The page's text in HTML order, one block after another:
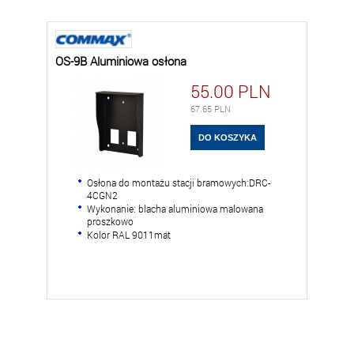
OS-9B Aluminiowa osłona
55.00 PLN
67.65 PLN
Osłona do montażu stacji bramowych:DRC-
4CGN2
Wykonanie: blacha aluminiowa malowana
proszkowo
Kolor RAL 9011mat